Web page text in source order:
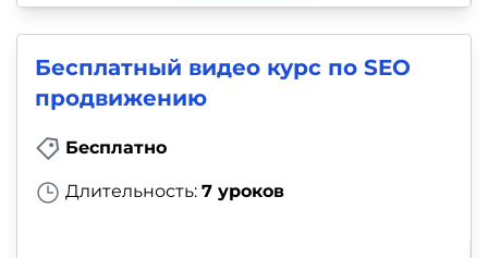
Бесплатный видео курс по SEO
продвижению
Бесплатно
Длительность: 7 уроков